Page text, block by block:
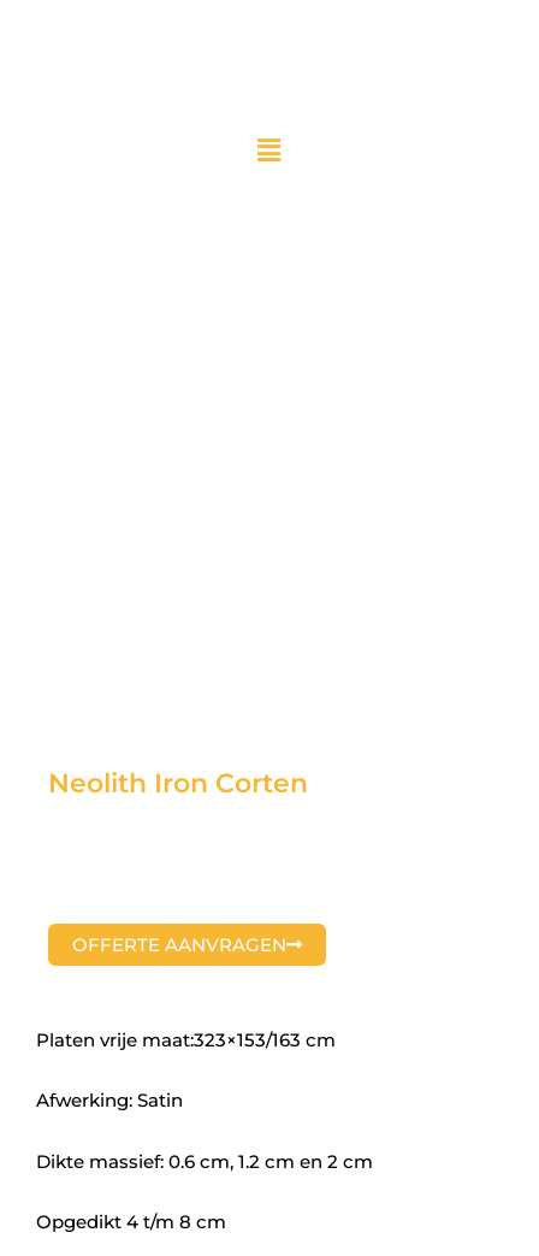
Neolith Iron Corten
OFFERTE AANVRAGEN
Platen vrije maat:323×153/163 cm
Afwerking: Satin
Dikte massief: 0.6 cm, 1.2 cm en 2 cm
Opgedikt 4 t/m 8 cm